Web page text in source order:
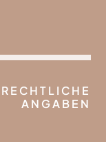
RECHTLICHE
ANGABEN